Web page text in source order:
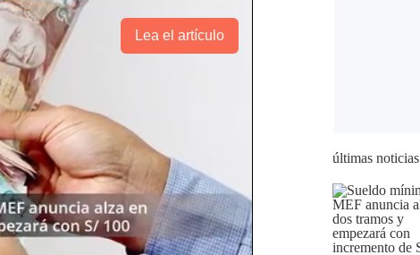
Lea el artículo
últimas noticias